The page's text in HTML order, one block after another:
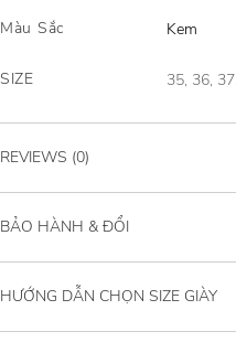
Màu Sắc Kem
SIZE 35, 36,
REVIEWS (0)
BẢO HÀNH & ĐỔI
HƯỚNG DẪN CHỌN SIZE GIÀY